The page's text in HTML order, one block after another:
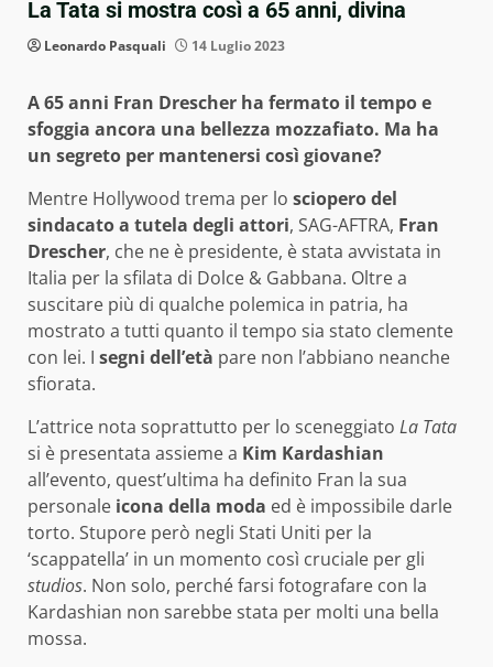
La Tata si mostra così a 65 anni, divina
Leonardo Pasquali 14 Luglio 2023
A 65 anni Fran Drescher ha fermato il tempo e
sfoggia ancora una bellezza mozzafiato. Ma ha
un segreto per mantenersi così giovane?
Mentre Hollywood trema per lo sciopero del
sindacato a tutela degli attori, SAG-AFTRA, Fran
Drescher, che ne è presidente, è stata avvistata in
Italia per la sfilata di Dolce & Gabbana. Oltre a
suscitare più di qualche polemica in patria, ha
mostrato a tutti quanto il tempo sia stato clemente
con lei. I segni dell’età pare non l’abbiano neanche
sfiorata.
L’attrice nota soprattutto per lo sceneggiato La Tata
si è presentata assieme a Kim Kardashian
all’evento, quest’ultima ha definito Fran la sua
personale icona della moda ed è impossibile darle
torto. Stupore però negli Stati Uniti per la
‘scappatella’ in un momento così cruciale per gli
studios. Non solo, perché farsi fotografare con la
Kardashian non sarebbe stata per molti una bella
mossa.